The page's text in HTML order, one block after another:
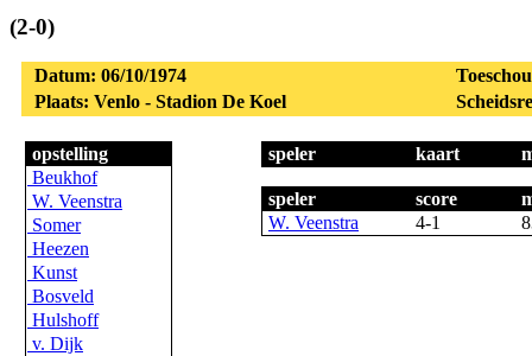
(2-0)
Datum: 06/10/1974
Plaats: Venlo - Stadion De Koel
opstelling
Beukhof
W. Veenstra
Somer
Heezen
Kunst
Bosveld
Hulshoff
v. Dijk
speler kaart
speler score
W. Veenstra
4-1